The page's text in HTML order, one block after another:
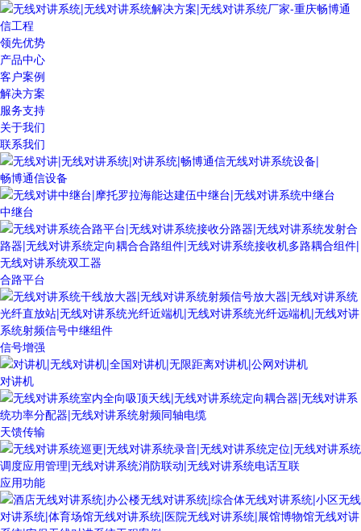
领先优势
产品中心
客户案例
解决方案
服务支持
关于我们
联系我们
畅博通信设备
中继台
合路平台
信号增强
对讲机
天馈传输
应用功能